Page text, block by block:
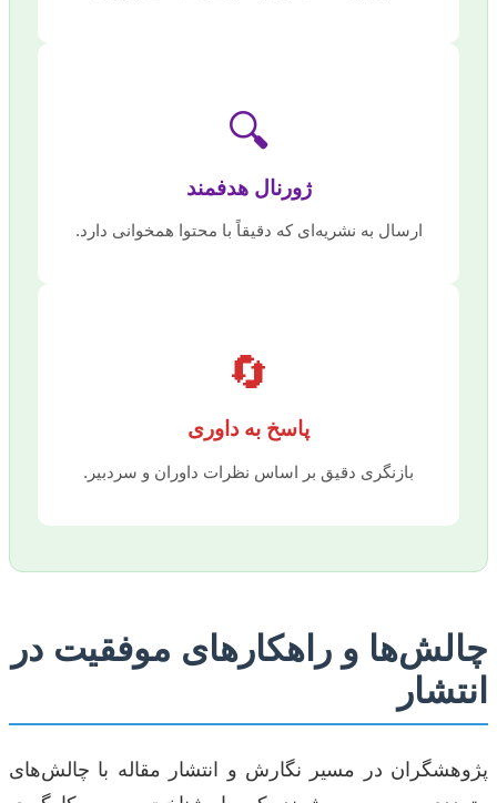
🔍
ژورنال هدفمند
ارسال به نشریه‌ای که دقیقاً با محتوا همخوانی دارد.
🔄
پاسخ به داوری
بازنگری دقیق بر اساس نظرات داوران و سردبیر.
چالش‌ها و راهکارهای موفقیت در
انتشار
پژوهشگران در مسیر نگارش و انتشار مقاله با چالش‌های